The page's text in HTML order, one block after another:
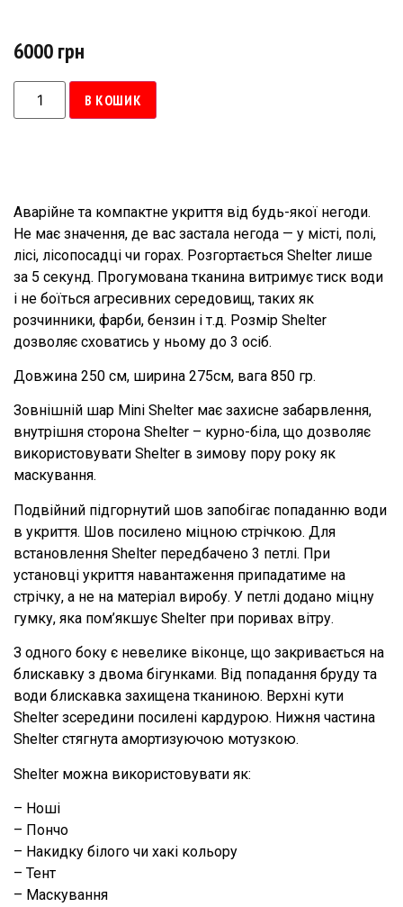
6000грн
В КОШИК
Аварійне та компактне укриття від будь-якої негоди.
Не має значення, де вас застала негода — у місті, полі,
лісі, лісопосадці чи горах. Розгортається Shelter лише
за 5 секунд. Прогумована тканина витримує тиск води
і не боїться агресивних середовищ, таких як
розчинники, фарби, бензин і т.д. Розмір Shelter
дозволяє сховатись у ньому до 3 осіб.
Довжина 250 см, ширина 275см, вага 850 гр.
Зовнішній шар Mini Shelter має захисне забарвлення,
внутрішня сторона Shelter – курно-біла, що дозволяє
використовувати Shelter в зимову пору року як
маскування.
Подвійний підгорнутий шов запобігає попаданню води
в укриття. Шов посилено міцною стрічкою. Для
встановлення Shelter передбачено 3 петлі. При
установці укриття навантаження припадатиме на
стрічку, а не на матеріал виробу. У петлі додано міцну
гумку, яка пом’якшує Shelter при поривах вітру.
З одного боку є невелике віконце, що закривається на
блискавку з двома бігунками. Від попадання бруду та
води блискавка захищена тканиною. Верхні кути
Shelter зсередини посилені кардурою. Нижня частина
Shelter стягнута амортизуючою мотузкою.
Shelter можна використовувати як:
– Ноші
– Пончо
– Накидку білого чи хакі кольору
– Тент
– Маскування